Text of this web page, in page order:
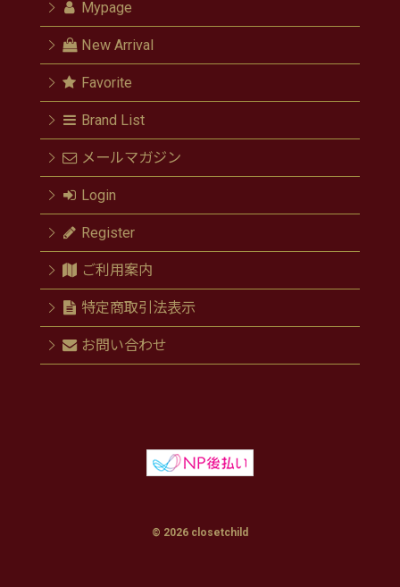
Mypage
New Arrival
Favorite
Brand List
メールマガジン
Login
Register
ご利用案内
特定商取引法表示
お問い合わせ
© 2026 closetchild